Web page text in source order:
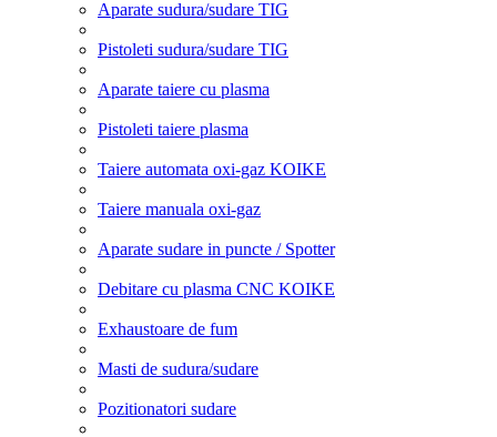
Aparate sudura/sudare TIG
Pistoleti sudura/sudare TIG
Aparate taiere cu plasma
Pistoleti taiere plasma
Taiere automata oxi-gaz KOIKE
Taiere manuala oxi-gaz
Aparate sudare in puncte / Spotter
Debitare cu plasma CNC KOIKE
Exhaustoare de fum
Masti de sudura/sudare
Pozitionatori sudare